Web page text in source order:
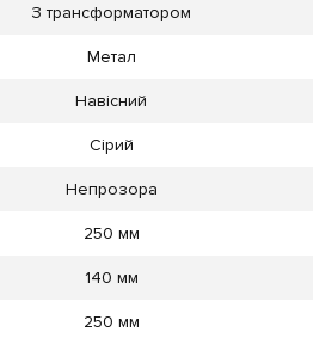
З трансформатором
Метал
Навісний
Сірий
Непрозора
250 мм
140 мм
250 мм